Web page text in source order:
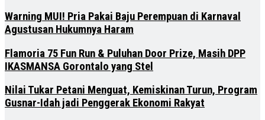
Warning MUI! Pria Pakai Baju Perempuan di Karnaval
Agustusan Hukumnya Haram
Flamoria 75 Fun Run & Puluhan Door Prize, Masih DPP
IKASMANSA Gorontalo yang Stel
Nilai Tukar Petani Menguat, Kemiskinan Turun, Program
Gusnar-Idah jadi Penggerak Ekonomi Rakyat